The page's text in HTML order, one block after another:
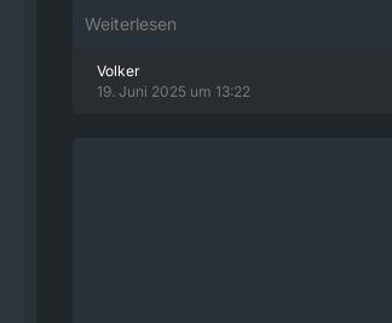
Weiterlesen
Volker
19. Juni 2025 um 13:22